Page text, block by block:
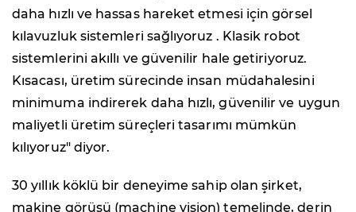
daha hızlı ve hassas hareket etmesi için görsel
kılavuzluk sistemleri sağlıyoruz . Klasik robot
sistemlerini akıllı ve güvenilir hale getiriyoruz.
Kısacası, üretim sürecinde insan müdahalesini
minimuma indirerek daha hızlı, güvenilir ve uygun
maliyetli üretim süreçleri tasarımı mümkün
kılıyoruz" diyor.
30 yıllık köklü bir deneyime sahip olan şirket,
makine görüşü (machine vision) temelinde, derin